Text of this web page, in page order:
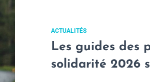
ACTUALITÉS
Les guides des
solidarité 2026